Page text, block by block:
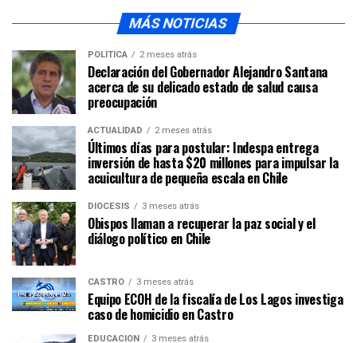
MÁS NOTICIAS
POLÍTICA 2 meses atrás
Declaración del Gobernador Alejandro Santana
acerca de su delicado estado de salud causa
preocupación
ACTUALIDAD 2 meses atrás
Últimos días para postular: Indespa entrega
inversión de hasta $20 millones para impulsar la
acuicultura de pequeña escala en Chile
DIÓCESIS 3 meses atrás
Obispos llaman a recuperar la paz social y el
diálogo político en Chile
CASTRO 3 meses atrás
Equipo ECOH de la fiscalía de Los Lagos investiga
caso de homicidio en Castro
EDUCACIÓN 3 meses atrás